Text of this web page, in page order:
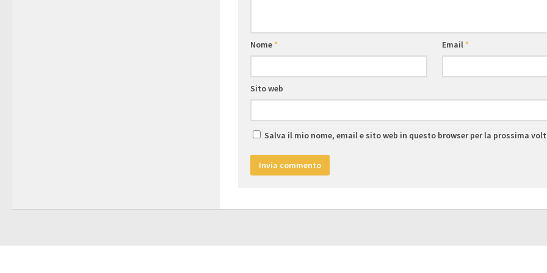
Nome* Email*
Sito web
Salva il mio nome, email e sito web in questo browser per la prossima